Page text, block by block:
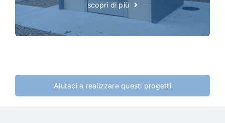
scopri di più
Aiutaci a realizzare questi progetti